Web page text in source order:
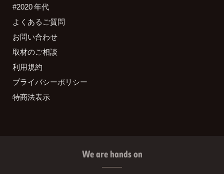
#2020 年代
よくあるご質問
お問い合わせ
取材のご相談
利用規約
プライバシーポリシー
特商法表示
We are hands on